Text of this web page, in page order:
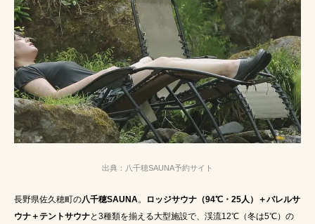
出典：八千穂SAUNA予約サイト
長野県佐久穂町の八千穂SAUNA。
ロッジサウナ（94℃・25人）＋バレルサ
ウナ＋テントサウナと3種類を揃える大型施設で、渓流12℃（冬は5℃）の